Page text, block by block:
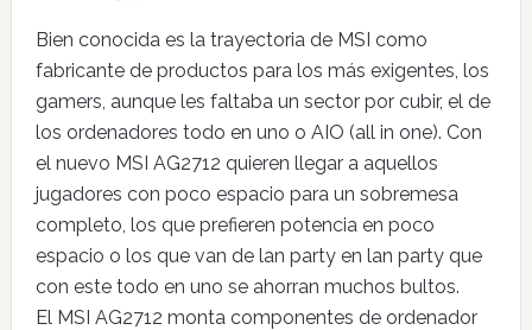
Bien conocida es la trayectoria de MSI como
fabricante de productos para los más exigentes, los
gamers, aunque les faltaba un sector por cubir, el de
los ordenadores todo en uno o AIO (all in one). Con
el nuevo MSI AG2712 quieren llegar a aquellos
jugadores con poco espacio para un sobremesa
completo, los que prefieren potencia en poco
espacio o los que van de lan party en lan party que
con este todo en uno se ahorran muchos bultos.
El MSI AG2712 monta componentes de ordenador